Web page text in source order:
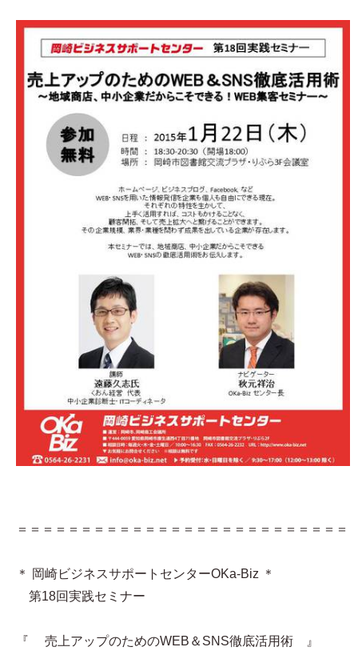
＝＝＝＝＝＝＝＝＝＝＝＝＝＝＝＝＝＝＝＝＝＝＝＝＝＝
＊ 岡崎ビジネスサポートセンターOKa-Biz ＊
第18回実践セミナー
『 売上アップのためのWEB＆SNS徹底活用術 』